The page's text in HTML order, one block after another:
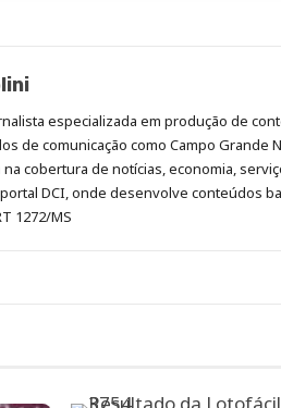
especializada em produção de
de comunicação como Campo Grande
na cobertura de notícias, economia,
DCI, onde desenvolve conteúdos
1272/MS